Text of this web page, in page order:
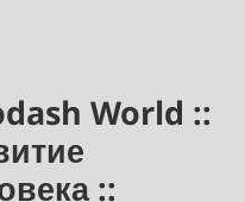
World ::
::